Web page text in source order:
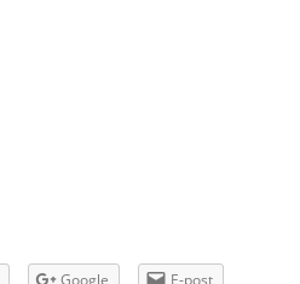
Google
E-post